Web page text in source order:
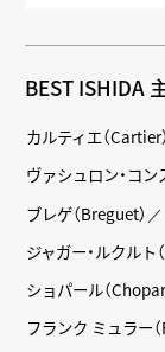
BEST ISHIDA
カルティエ（Cartier）
ヴァシュロン・コン
ブレゲ（Breguet）
ジャガー・ルクルト
ショパール（
フランク ミュラー